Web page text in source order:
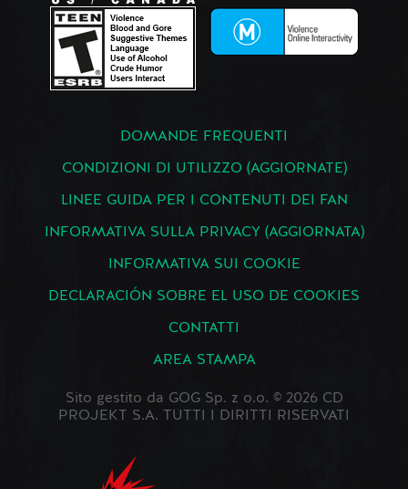
DOMANDE FREQUENTI
CONDIZIONI DI UTILIZZO (AGGIORNATE)
LINEE GUIDA PER I CONTENUTI DEI FAN
INFORMATIVA SULLA PRIVACY (AGGIORNATA)
INFORMATIVA SUI COOKIE
DECLARACIÓN SOBRE EL USO DE COOKIES
CONTATTI
AREA STAMPA
Sito gestito da GOG Sp. z o.o. © 2026 CD
PROJEKT S.A. TUTTI I DIRITTI RISERVATI